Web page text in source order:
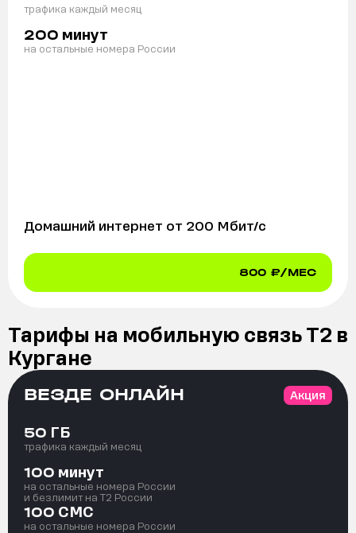
трафика каждый месяц
200 минут
на остальные номера России
Домашний интернет от 200 Мбит/с
800 ₽/МЕС
Тарифы на мобильную связь Т2 в
Кургане
ВЕЗДЕ ОНЛАЙН Акция
50 ГБ
трафика каждый месяц
100 минут
на остальные номера России
и безлимит на T2 России
100 СМС
на остальные номера России